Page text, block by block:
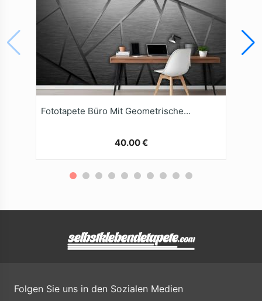
Fototapete Büro Mit Geometrischem Hintergrund
40.00 €
Folgen Sie uns in den Sozialen Medien